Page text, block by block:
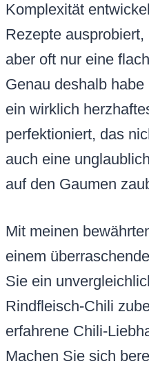
Komplexität
Rezepte
aber oft nur eine
Genau deshalb
ein wirklich
perfektioniert, das
auch eine
auf den Gaumen
Mit meinen
einem
Sie ein
Rindfleisch-Chili
erfahrene Chili-
Machen Sie sich